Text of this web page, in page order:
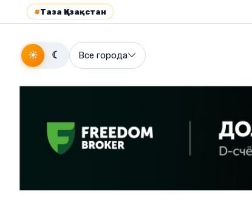
#Таза Қазақстан
☀ ☾ Все города